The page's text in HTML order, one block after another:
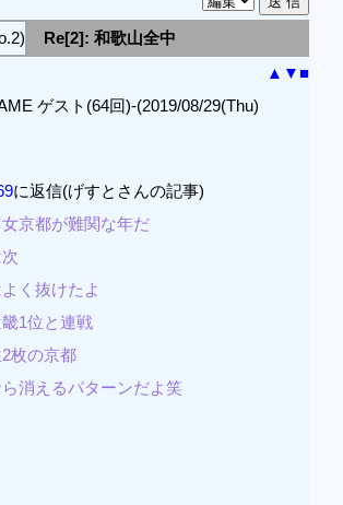
Re[2]: 和歌山全中
▲ ▼■
ゲスト(64回)-(2019/08/29(Thu)
に返信(げすとさんの記事)
京都が難関な年だ
く抜けたよ
1位と連戦
枚の京都
消えるパターンだよ笑